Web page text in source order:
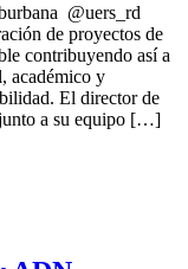
@uers_rd
de proyectos de
contribuyendo así a
académico y
El director de
a su equipo […]